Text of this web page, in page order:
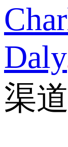
Daly
渠